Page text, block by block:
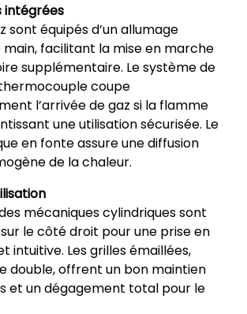
intégrées
sont équipés d’un allumage
facilitant la mise en marche
supplémentaire. Le système de
coupe
l’arrivée de gaz si la flamme
une utilisation sécurisée. Le
en fonte assure une diffusion
de la chaleur.
mécaniques cylindriques sont
le côté droit pour une prise en
intuitive. Les grilles émaillées,
double, offrent un bon maintien
et un dégagement total pour le